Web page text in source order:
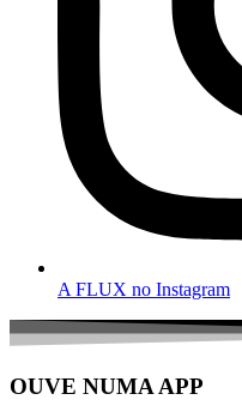
A FLUX no Instagram
OUVE NUMA APP